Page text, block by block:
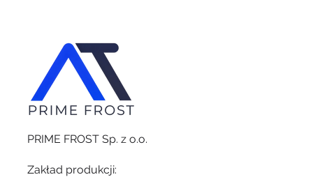
PRIME FROST Sp. z o.o.
Zakład produkcji: